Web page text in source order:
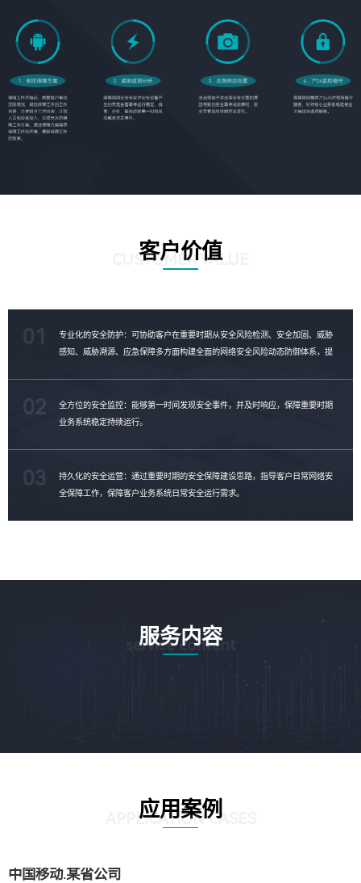
客户价值
CUSTOMER VALUE
专业化的安全防护：可协助客户在重要时期从安全风险检测、安全加固、威胁
感知、威胁溯源、应急保障多方面构建全面的网络安全风险动态防御体系，提
全方位的安全监控：能够第一时间发现安全事件，并及时响应，保障重要时期
业务系统稳定持续运行。
02
持久化的安全运营：通过重要时期的安全保障建设思路，指导客户日常网络安
全保障工作，保障客户业务系统日常安全运行需求。
03
服务内容
service content
应用案例
APPLICATION CASES
中国移动.某省公司